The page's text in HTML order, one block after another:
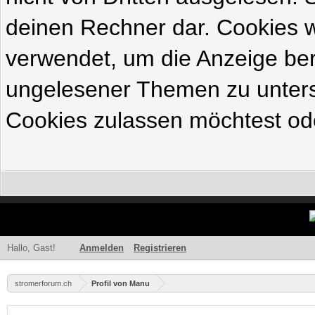
deinen Rechner dar. Cookies
verwendet, um die Anzeige
ungelesener Themen zu
Cookies zulassen möchtest
Hallo, Gast! Anmelden Registrieren
stromerforum.ch Profil von Manu